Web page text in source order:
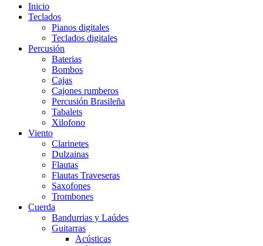
Inicio
Teclados
Pianos digitales
Teclados digitales
Percusión
Baterias
Bombos
Cajas
Cajones rumberos
Percusión Brasileña
Tabalets
Xilofono
Viento
Clarinetes
Dulzainas
Flautas
Flautas Traveseras
Saxofones
Trombones
Cuerda
Bandurrias y Laúdes
Guitarras
Acústicas